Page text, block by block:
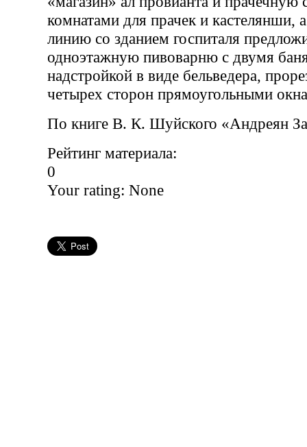
комнатами для прачек и кастелянши,
линию со зданием госпиталя
одноэтажную пивоварню с двумя
надстройкой в виде бельведера,
четырех сторон прямоугольными
По книге В. К. Шуйского «Андреян
Рейтинг материала:
0
Your rating: None